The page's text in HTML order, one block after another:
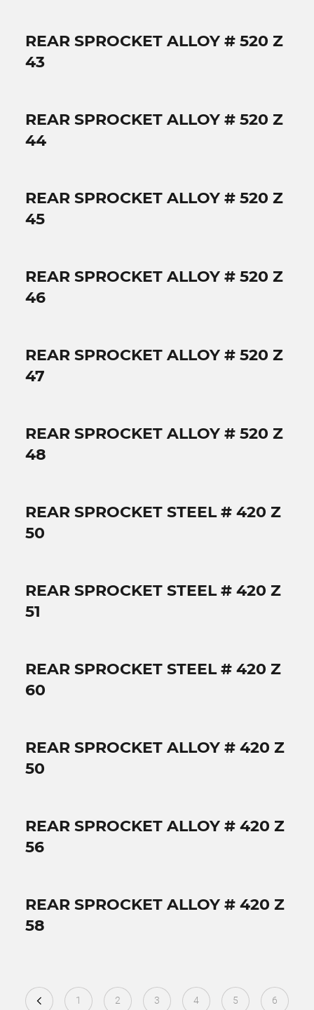
REAR SPROCKET ALLOY # 520 Z
43
REAR SPROCKET ALLOY # 520 Z
44
REAR SPROCKET ALLOY # 520 Z
45
REAR SPROCKET ALLOY # 520 Z
46
REAR SPROCKET ALLOY # 520 Z
47
REAR SPROCKET ALLOY # 520 Z
48
REAR SPROCKET STEEL # 420 Z
50
REAR SPROCKET STEEL # 420 Z
51
REAR SPROCKET STEEL # 420 Z
60
REAR SPROCKET ALLOY # 420 Z
50
REAR SPROCKET ALLOY # 420 Z
56
REAR SPROCKET ALLOY # 420 Z
58
1 2 3 4 5 6